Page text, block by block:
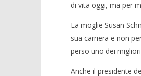
di vita oggi, ma per
La moglie Susan
sua carriera e non
perso uno dei
Anche il presidente